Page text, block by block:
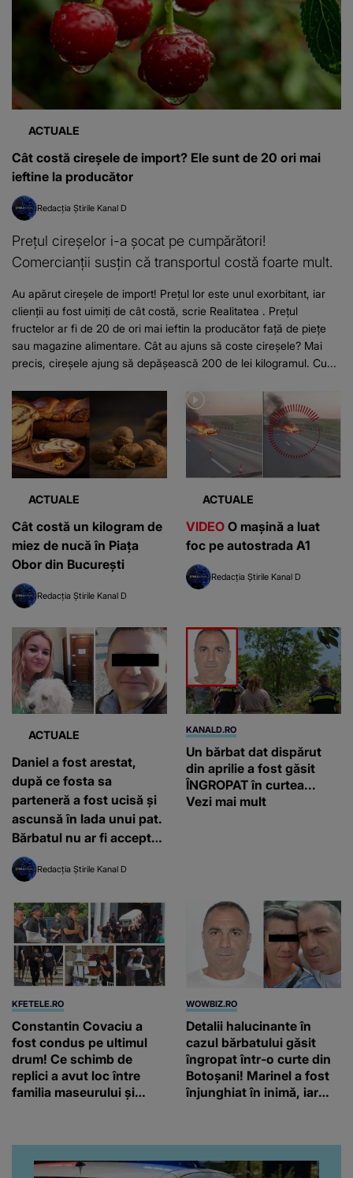
ACTUALE
Cât costă cireșele de import? Ele sunt de 20 ori mai
ieftine la producător
Redacția Știrile Kanal D
Prețul cireșelor i-a șocat pe cumpărători!
Comercianții susțin că transportul costă foarte mult.
Au apărut cireșele de import! Prețul lor este unul exorbitant, iar
clienții au fost uimiți de cât costă, scrie Realitatea . Prețul
fructelor ar fi de 20 de ori mai ieftin la producător față de piețe
sau magazine alimentare. Cât au ajuns să coste cireșele? Mai
precis, cireșele ajung să depășească 200 de lei kilogramul. Cu...
ACTUALE
Cât costă un kilogram de
miez de nucă în Piața
Obor din București
Redacția Știrile Kanal D
ACTUALE
VIDEO O mașină a luat
foc pe autostrada A1
Redacția Știrile Kanal D
ACTUALE
Daniel a fost arestat,
după ce fosta sa
parteneră a fost ucisă și
ascunsă în lada unui pat.
Bărbatul nu ar fi acceptat
despărțirea
Redacția Știrile Kanal D
KANALD.RO
Un bărbat dat dispărut
din aprilie a fost găsit
ÎNGROPAT în curtea...
Vezi mai mult
KFETELE.RO
Constantin Covaciu a
fost condus pe ultimul
drum! Ce schimb de
replici a avut loc între
familia maseurului și
obrazul.”
WOWBIZ.RO
Detalii halucinante în
cazul bărbatului găsit
îngropat într-o curte din
Botoșani! Marinel a fost
înjunghiat în inimă, iar